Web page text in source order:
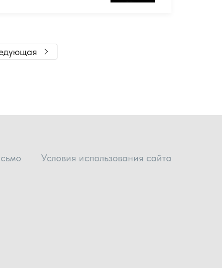
Условия использования сайта